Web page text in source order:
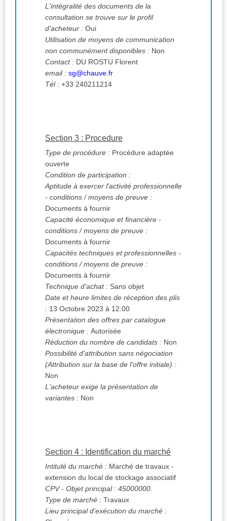
L'intégralité des documents de la
consultation se trouve sur le profil
d'acheteur : Oui
Utilisation de moyens de communication
non communément disponibles : Non
Contact : DU ROSTU Florent
email : sg@chauve.fr
Tél : +33 240211214
Section 3 : Procedure
Type de procédure : Procédure adaptée
ouverte
Condition de participation :
Aptitude à exercer l'activité professionnelle
- conditions / moyens de preuve :
Documents à fournir
Capacité économique et financière -
conditions / moyens de preuve :
Documents à fournir
Capacités techniques et professionnelles -
conditions / moyens de preuve :
Documents à fournir
Technique d'achat : Sans objet
Date et heure limites de réception des plis
: 13 Octobre 2023 à 12:00
Présentation des offres par catalogue
électronique : Autorisée
Réduction du nombre de candidats : Non
Possibilité d'attribution sans négociation
(Attribution sur la base de l'offre initiale) :
Non
L'acheteur exige la présentation de
variantes : Non
Section 4 : Identification du marché
Intitulé du marché : Marché de travaux -
extension du local de stockage associatif
CPV- Objet principal : 45000000.
Type de marché : Travaux
Lieu principal d'exécution du marché :